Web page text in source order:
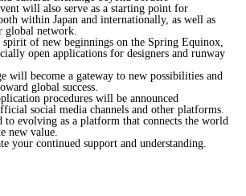
will also serve as a starting point for
within Japan and internationally, as well as
global network.
of new beginnings on the Spring Equinox,
open applications for designers and runway
will become a gateway to new possibilities and
global success.
procedures will be announced
social media channels and other platforms.
to evolving as a platform that connects the world
new value.
your continued support and understanding.